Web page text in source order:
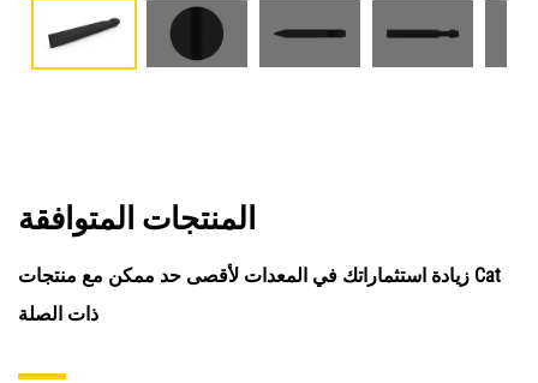
المنتجات المتوافقة
زيادة استثماراتك في المعدات لأقصى حد ممكن مع منتجات Cat
ذات الصلة